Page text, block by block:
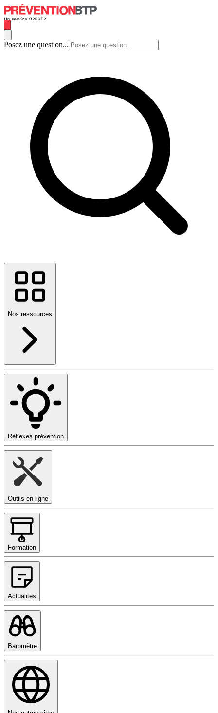
Posez une question...
Nos ressources
Réflexes prévention
Outils en ligne
Formation
Actualités
Baromètre